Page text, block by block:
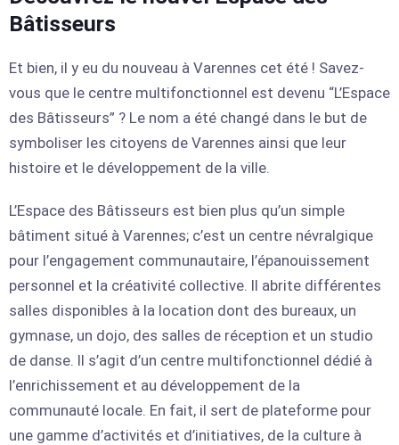
Bâtisseurs
Et bien, il y eu du nouveau à Varennes cet été ! Savez-
vous que le centre multifonctionnel est devenu “L’Espace
des Bâtisseurs” ? Le nom a été changé dans le but de
symboliser les citoyens de Varennes ainsi que leur
histoire et le développement de la ville.
L’Espace des Bâtisseurs est bien plus qu’un simple
bâtiment situé à Varennes; c’est un centre névralgique
pour l’engagement communautaire, l’épanouissement
personnel et la créativité collective. Il abrite différentes
salles disponibles à la location dont des bureaux, un
gymnase, un dojo, des salles de réception et un studio
de danse. Il s’agit d’un centre multifonctionnel dédié à
l’enrichissement et au développement de la
communauté locale. En fait, il sert de plateforme pour
une gamme d’activités et d’initiatives, de la culture à